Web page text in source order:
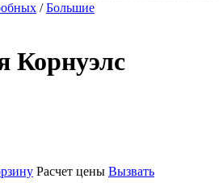
/Большие
Корнуэлс
Расчет цены Вызвать